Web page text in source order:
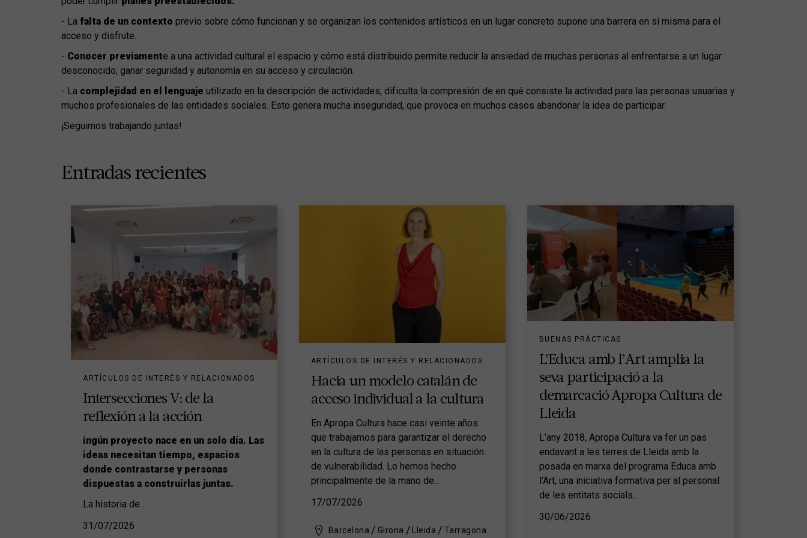
- La falta de un contexto previo sobre cómo funcionan y se organizan los contenidos artísticos en un lugar concreto supone una barrera en sí misma para el
acceso y disfrute.
- Conocer previamente a una actividad cultural el espacio y cómo está distribuido permite reducir la ansiedad de muchas personas al enfrentarse a un lugar
desconocido, ganar seguridad y autonomía en su acceso y circulación.
- La complejidad en el lenguaje utilizado en la descripción de actividades, dificulta la compresión de en qué consiste la actividad para las personas usuarias y
muchos profesionales de las entidades sociales. Esto genera mucha inseguridad, que provoca en muchos casos abandonar la idea de participar.
¡Seguimos trabajando juntas!
Entradas recientes
ARTÍCULOS DE INTERÉS Y RELACIONADOS
Intersecciones V: de la
reflexión a la acción
ingún proyecto nace en un solo día. Las
ideas necesitan tiempo, espacios
donde contrastarse y personas
dispuestas a construirlas juntas.
La historia de ...
31/07/2026
ARTÍCULOS DE INTERÉS Y RELACIONADOS
Hacia un modelo catalán de
acceso individual a la cultura
En Apropa Cultura hace casi veinte años
que trabajamos para garantizar el derecho
en la cultura de las personas en situación
de vulnerabilidad. Lo hemos hecho
principalmente de la mano de...
17/07/2026
Barcelona Girona Lleida Tarragona
BUENAS PRÁCTICAS
L’Educa amb l’Art amplia la
seva participació a la
demarcació Apropa Cultura de
Lleida
L’any 2018, Apropa Cultura va fer un pas
endavant a les terres de Lleida amb la
posada en marxa del programa Educa amb
l’Art, una iniciativa formativa per al personal
de les entitats socials...
30/06/2026